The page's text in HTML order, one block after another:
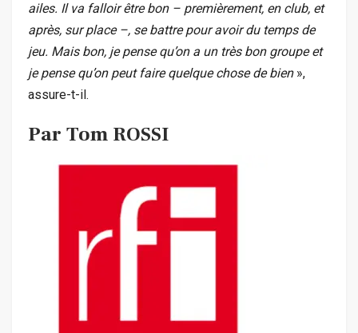
ailes. Il va falloir être bon – premièrement, en club, et
après, sur place –, se battre pour avoir du temps de
jeu. Mais bon, je pense qu’on a un très bon groupe et
je pense qu’on peut faire quelque chose de bien»,
assure-t-il.
Par Tom ROSSI